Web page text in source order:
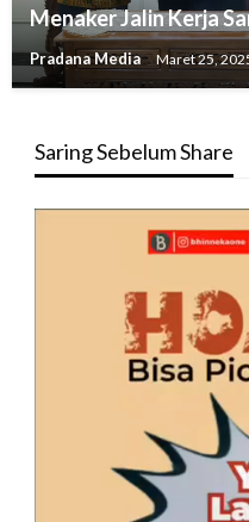
Menaker Jalin Kerja
Pradana Media Maret 25,
Saring Sebelum Share